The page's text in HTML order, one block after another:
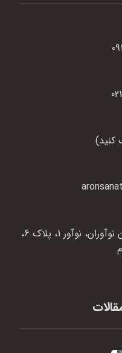
کنید)
تهران، شهرک صنعتی پرند، خیابان نوآوران، نوآور 1، پلاک 6،